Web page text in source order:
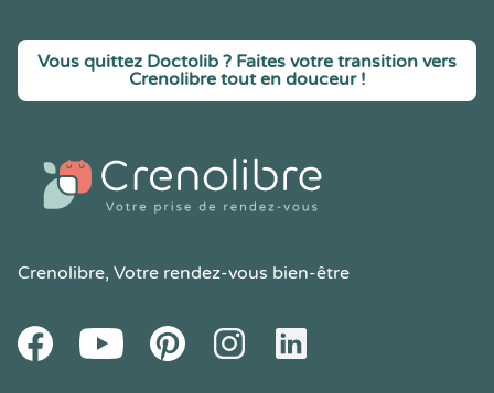
Vous quittez Doctolib ? Faites votre transition vers
Crenolibre tout en douceur !
Crenolibre, Votre rendez-vous bien-être
FacebookYoutube PinteresetInstagramLinkedIn